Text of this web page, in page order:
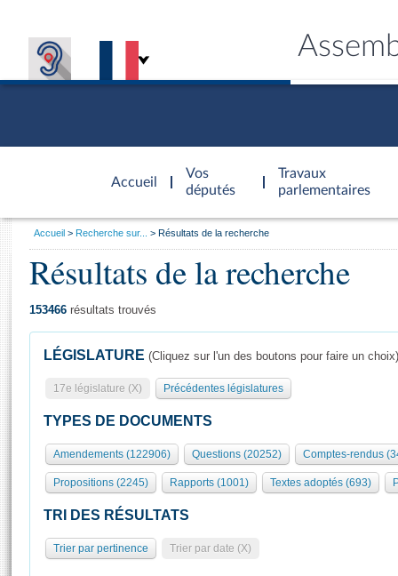
Accueil
d'accueil
Vos
députés
Travaux
parlementaires
Présidence
577 députés
Groupes politiques
Séance publique
Commissions et autres organes
Europe et International
Pétitions
Général
Rôle et pouvoirs de l'Assemblée
Organisation de l'Assemblée
Présidence Conférence des Présidents Bureau Collège des
Statistiques et chiffres clés
Visiter l'Assemblée
Visite virtuelle du palais Bourbon
Assister à une séance
Vous
Accueil Recherche sur... Résultats de la recherche
Résultats de la recherche
153466 résultats trouvés
LÉGISLATURE (Cliquez sur l'un des boutons pour faire un choix)
17e législature (X) Précédentes législatures
TYPES DE DOCUMENTS
Amendements (122906) Questions (20252) Comptes-rendus
Propositions (2245) Rapports (1001) Textes adoptés (693)
TRI DES RÉSULTATS
Trier par pertinence Trier par date (X)